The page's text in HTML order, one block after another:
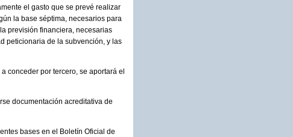
el gasto que se prevé realizar
la base séptima, necesarios para
previsión financiera, necesarias
peticionaria de la subvención, y las
conceder por tercero, se aportará el
documentación acreditativa de
bases en el Boletín Oficial de